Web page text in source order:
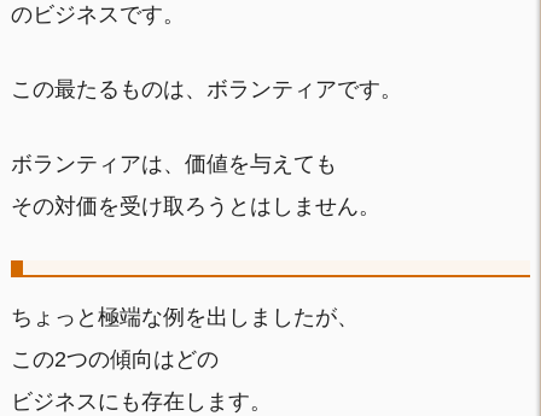
のビジネスです。
この最たるものは、ボランティアです。
ボランティアは、価値を与えても
その対価を受け取ろうとはしません。
ちょっと極端な例を出しましたが、
この2つの傾向はどの
ビジネスにも存在します。